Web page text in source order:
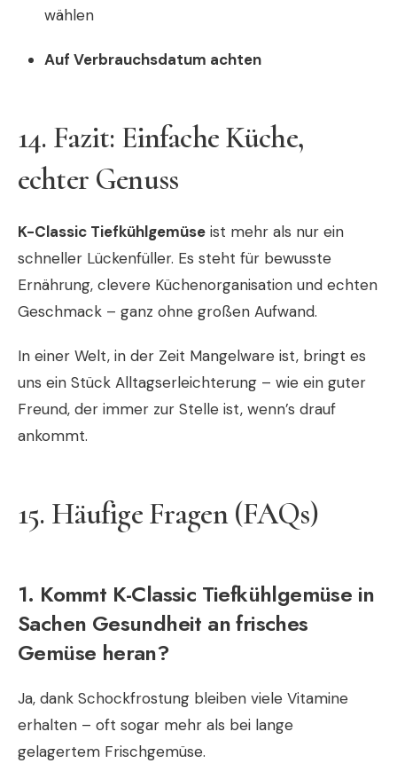
wählen
Auf Verbrauchsdatum achten
14. Fazit: Einfache Küche,
echter Genuss
K-Classic Tiefkühlgemüse ist mehr als nur ein
schneller Lückenfüller. Es steht für bewusste
Ernährung, clevere Küchenorganisation und echten
Geschmack – ganz ohne großen Aufwand.
In einer Welt, in der Zeit Mangelware ist, bringt es
uns ein Stück Alltagserleichterung – wie ein guter
Freund, der immer zur Stelle ist, wenn’s drauf
ankommt.
15. Häufige Fragen (FAQs)
1. Kommt K-Classic Tiefkühlgemüse in
Sachen Gesundheit an frisches
Gemüse heran?
Ja, dank Schockfrostung bleiben viele Vitamine
erhalten – oft sogar mehr als bei lange
gelagertem Frischgemüse.